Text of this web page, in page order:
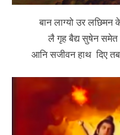
बान लाग्यो उर लछिमन
लै गृह बैद्य सुषेन समेत
आनि सजीवन हाथ दिए